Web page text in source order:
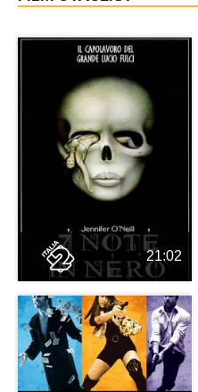
21:02